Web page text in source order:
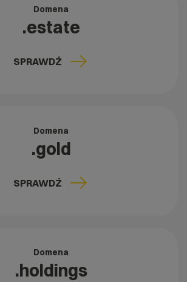
Domena
.estate
SPRAWDŹ
Domena
.gold
SPRAWDŹ
Domena
.holdings